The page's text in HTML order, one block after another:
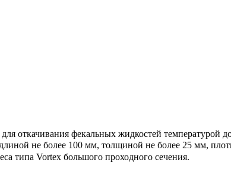
фекальных жидкостей температурой
не более 100 мм, толщиной не более 25 мм,
типа Vortex большого проходного сечения.